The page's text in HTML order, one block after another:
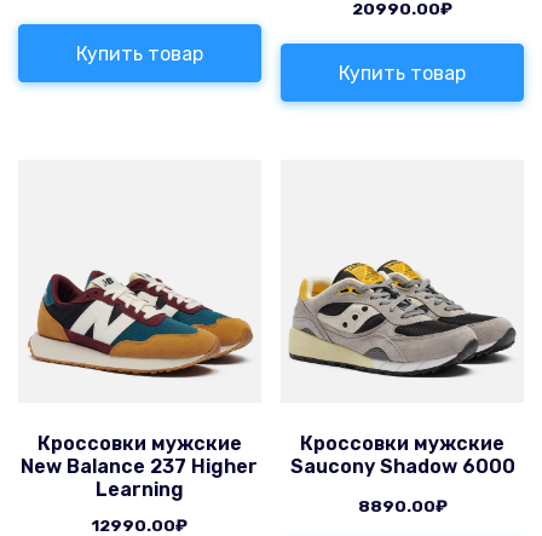
Купить товар
20990.00₽
Купить товар
Кроссовки мужские
New Balance 237 Higher
Learning
12990.00₽
Кроссовки мужские
Saucony Shadow 6000
8890.00₽